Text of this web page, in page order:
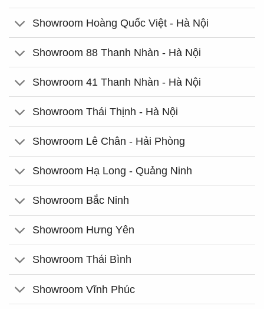
Showroom Hoàng Quốc Việt - Hà Nội
Showroom 88 Thanh Nhàn - Hà Nội
Showroom 41 Thanh Nhàn - Hà Nội
Showroom Thái Thịnh - Hà Nội
Showroom Lê Chân - Hải Phòng
Showroom Hạ Long - Quảng Ninh
Showroom Bắc Ninh
Showroom Hưng Yên
Showroom Thái Bình
Showroom Vĩnh Phúc